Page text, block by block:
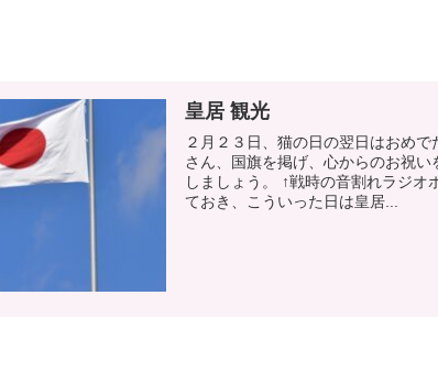
皇居 観光
２月２３日、猫の日の翌日はおめ
さん、国旗を掲げ、心からのお祝
しましょう。 ↑戦時の音割れラジオ
ておき、こういった日は皇居...